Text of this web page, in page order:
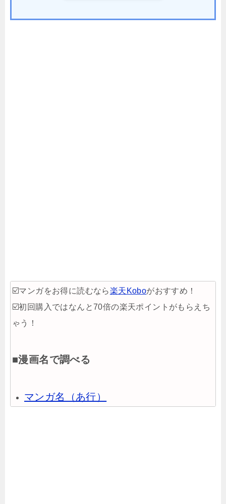
☑️マンガをお得に読むなら楽天Koboがおすすめ！
☑️初回購入ではなんと70倍の楽天ポイントがもらえち
ゃう！
■漫画名で調べる
マンガ名（あ行）